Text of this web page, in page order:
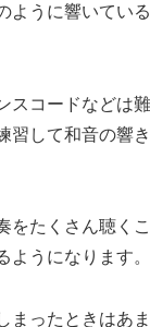
ように響いてい
スコードなどは
習して和音の響
をたくさん聴く
ようになります。
まったときはあ